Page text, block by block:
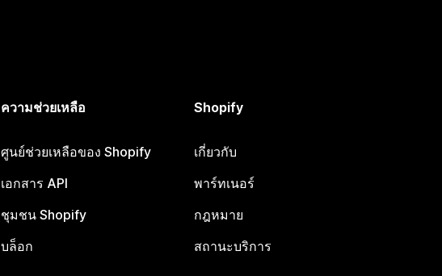
ความช่วยเหลือ
ศูนย์ช่วยเหลือของ Shopify
เอกสาร API
ชุมชน Shopify
บล็อก
Shopify
เกี่ยวกับ
พาร์ทเนอร์
กฎหมาย
สถานะบริการ